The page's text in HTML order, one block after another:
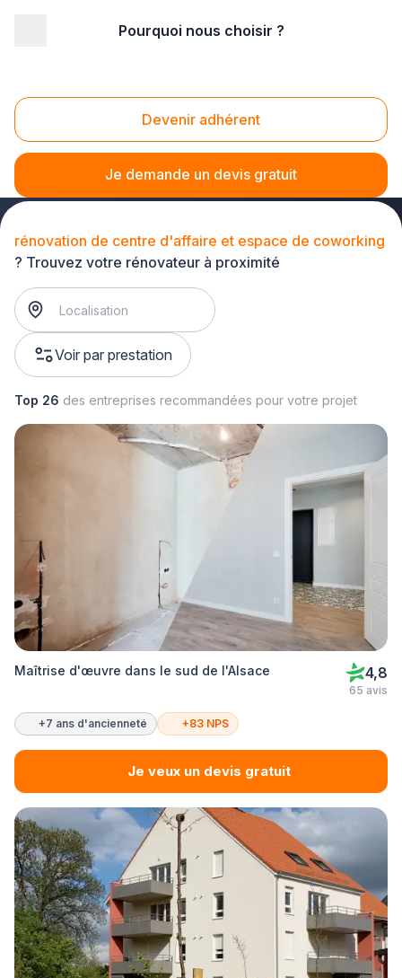
Pourquoi nous choisir ?
Devenir adhérent
Je demande un devis gratuit
Rénovation de centre d'affaire et espace de
coworking
rénovation de centre d'affaire et espace de coworking
? Trouvez votre rénovateur à proximité
Voir par prestation
Top 26 des entreprises recommandées pour votre projet
Maîtrise d'œuvre dans le sud de l'Alsace 4,8
65 avis
+7 ans d'ancienneté +83 NPS
Je veux un devis gratuit